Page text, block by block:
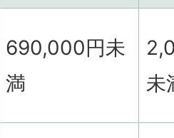
690,000円未
満
未